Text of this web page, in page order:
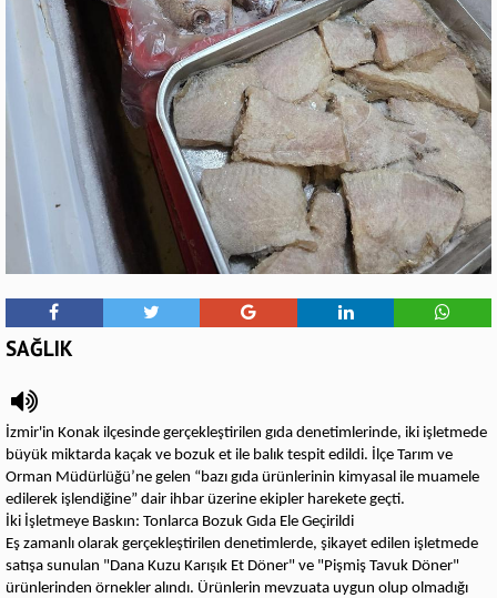
SAĞLIK
İzmir'in Konak ilçesinde gerçekleştirilen gıda denetimlerinde, iki işletmede
büyük miktarda kaçak ve bozuk et ile balık tespit edildi. İlçe Tarım ve
Orman Müdürlüğü’ne gelen “bazı gıda ürünlerinin kimyasal ile muamele
edilerek işlendiğine” dair ihbar üzerine ekipler harekete geçti.
İki İşletmeye Baskın: Tonlarca Bozuk Gıda Ele Geçirildi
Eş zamanlı olarak gerçekleştirilen denetimlerde, şikayet edilen işletmede
satışa sunulan "Dana Kuzu Karışık Et Döner" ve "Pişmiş Tavuk Döner"
ürünlerinden örnekler alındı. Ürünlerin mevzuata uygun olup olmadığı